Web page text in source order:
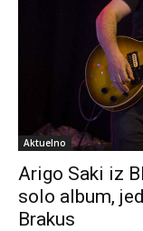
Aktuelno
Arigo Saki iz
solo album,
Brakus